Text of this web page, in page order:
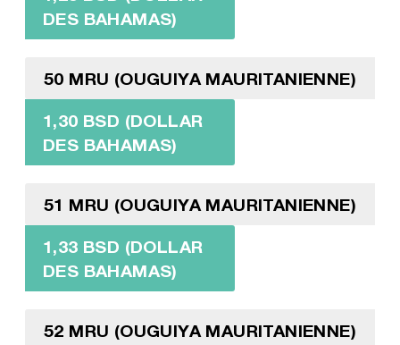
DES BAHAMAS)
50 MRU (OUGUIYA MAURITANIENNE)
1,30 BSD (DOLLAR
DES BAHAMAS)
51 MRU (OUGUIYA MAURITANIENNE)
1,33 BSD (DOLLAR
DES BAHAMAS)
52 MRU (OUGUIYA MAURITANIENNE)